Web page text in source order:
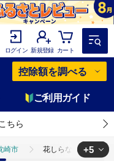
ログイン 新規登録 カート
控除額を調べる
ご利用ガイド
ちら
崎市 花しらなみ冷用パ
+5